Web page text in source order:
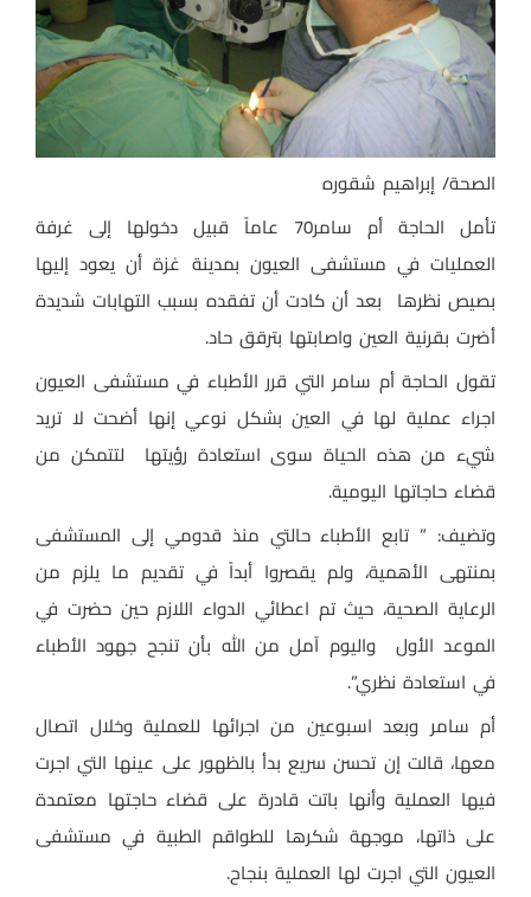
الصحة/ إبراهيم شقوره
تأمل الحاجة أم سامر70 عاماً قبيل دخولها إلى غرفة
العمليات في مستشفى العيون بمدينة غزة أن يعود إليها
بصيص نظرها بعد أن كادت أن تفقده بسبب التهابات شديدة
أضرت بقرنية العين واصابتها بترقق حاد.
تقول الحاجة أم سامر التي قرر الأطباء في مستشفى العيون
اجراء عملية لها في العين بشكل نوعي إنها أضحت لا تريد
شيء من هذه الحياة سوى استعادة رؤيتها لتتمكن من
قضاء حاجاتها اليومية.
وتضيف: ” تابع الأطباء حالتي منذ قدومي إلى المستشفى
بمنتهى الأهمية، ولم يقصروا أبداً في تقديم ما يلزم من
الرعاية الصحية، حيث تم اعطائي الدواء اللازم حين حضرت في
الموعد الأول واليوم آمل من الله بأن تنجح جهود الأطباء
في استعادة نظري”.
أم سامر وبعد اسبوعين من اجرائها للعملية وخلال اتصال
معها، قالت إن تحسن سريع بدأ بالظهور على عينها التي اجرت
فيها العملية وأنها باتت قادرة على قضاء حاجتها معتمدة
على ذاتها، موجهة شكرها للطواقم الطبية في مستشفى
العيون التي اجرت لها العملية بنجاح.